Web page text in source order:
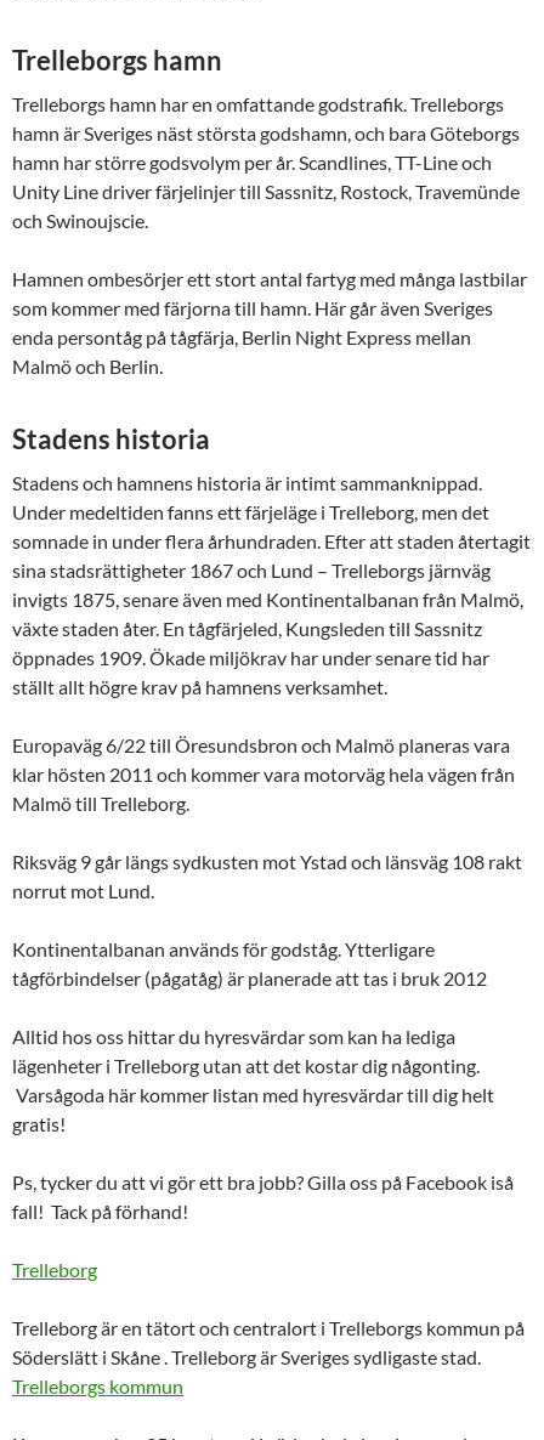
Trelleborgs hamn
Trelleborgs hamn har en omfattande godstrafik. Trelleborgs
hamn är Sveriges näst största godshamn, och bara Göteborgs
hamn har större godsvolym per år. Scandlines, TT-Line och
Unity Line driver färjelinjer till Sassnitz, Rostock, Travemünde
och Swinoujscie.
Hamnen ombesörjer ett stort antal fartyg med många lastbilar
som kommer med färjorna till hamn. Här går även Sveriges
enda persontåg på tågfärja, Berlin Night Express mellan
Malmö och Berlin.
Stadens historia
Stadens och hamnens historia är intimt sammanknippad.
Under medeltiden fanns ett färjeläge i Trelleborg, men det
somnade in under flera århundraden. Efter att staden återtagit
sina stadsrättigheter 1867 och Lund – Trelleborgs järnväg
invigts 1875, senare även med Kontinentalbanan från Malmö,
växte staden åter. En tågfärjeled, Kungsleden till Sassnitz
öppnades 1909. Ökade miljökrav har under senare tid har
ställt allt högre krav på hamnens verksamhet.
Europaväg 6/22 till Öresundsbron och Malmö planeras vara
klar hösten 2011 och kommer vara motorväg hela vägen från
Malmö till Trelleborg.
Riksväg 9 går längs sydkusten mot Ystad och länsväg 108 rakt
norrut mot Lund.
Kontinentalbanan används för godståg. Ytterligare
tågförbindelser (pågatåg) är planerade att tas i bruk 2012
Alltid hos oss hittar du hyresvärdar som kan ha lediga
lägenheter i Trelleborg utan att det kostar dig någonting.
Varsågoda här kommer listan med hyresvärdar till dig helt
gratis!
Ps, tycker du att vi gör ett bra jobb? Gilla oss på Facebook iså
fall! Tack på förhand!
Trelleborg
Trelleborgär en tätort och centralort i Trelleborgs kommun på
Söderslätt i Skåne .Trelleborgär Sveriges sydligaste stad.
Trelleborgs kommun